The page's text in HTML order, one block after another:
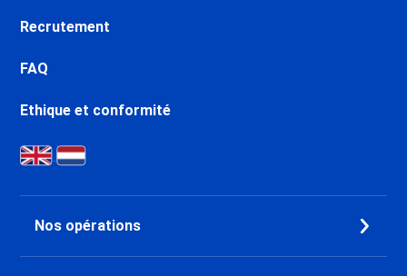
Recrutement
FAQ
Ethique et conformité
Nos opérations